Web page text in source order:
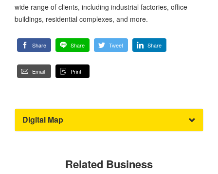
wide range of clients, including industrial factories, office
buildings, residential complexes, and more.
Share Share Tweet Share
Email Print
Digital Map
Related Business